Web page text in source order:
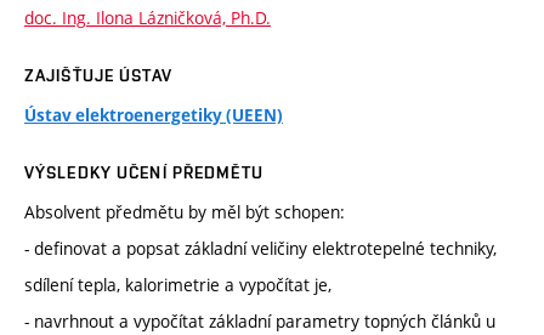
doc. Ing. Ilona Lázničková, Ph.D.
ZAJIŠŤUJE ÚSTAV
Ústav elektroenergetiky (UEEN)
VÝSLEDKY UČENÍ PŘEDMĚTU
Absolvent předmětu by měl být schopen:
- definovat a popsat základní veličiny elektrotepelné techniky,
sdílení tepla, kalorimetrie a vypočítat je,
- navrhnout a vypočítat základní parametry topných článků u